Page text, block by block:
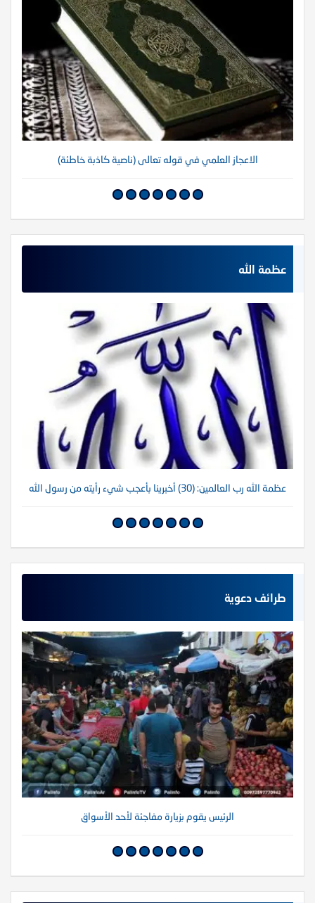
الاعجاز العلمي في قوله تعالى (ناصية كاذبة خاطئة)
عظمة الله
عظمة الله رب العالمين: (30) أخبرينا بأعجب شيء رأيته من رسول الله
طرائف دعوية
الرئيس يقوم بزيارة مفاجئة لأحد الأسواق